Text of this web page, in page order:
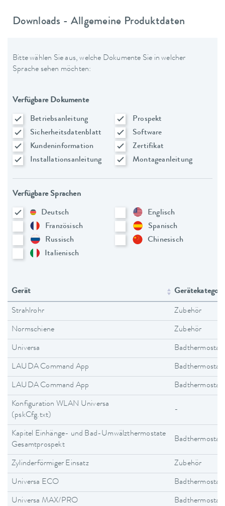
Downloads - Allgemeine Produktdaten
Bitte wählen Sie aus, welche Dokumente Sie in welcher
Sprache sehen möchten:
Verfügbare Dokumente
Betriebsanleitung
Prospekt
Sicherheitsdatenblatt
Software
Kundeninformation
Zertifikat
Installationsanleitung
Montageanleitung
Verfügbare Sprachen
Deutsch
Englisch
Französisch
Spanisch
Russisch
Chinesisch
Italienisch
Gerät
Strahlrohr Zubehör
Normschiene Zubehör
Universa
LAUDA Command App
LAUDA Command App
Konfiguration WLAN Universa
(pskCfg.txt)
-
Kapitel Einhänge- und Bad-Umwälzthermostate
Gesamtprospekt
Zylinderförmiger Einsatz Zubehör
Universa ECO
Universa MAX/PRO